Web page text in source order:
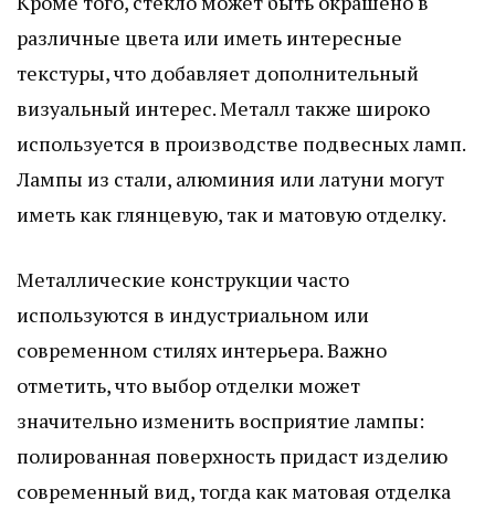
различные цвета или иметь интересные
текстуры, что добавляет дополнительный
визуальный интерес. Металл также широко
используется в производстве подвесных ламп.
Лампы из стали, алюминия или латуни могут
иметь как глянцевую, так и матовую отделку.
Металлические конструкции часто
используются в индустриальном или
современном стилях интерьера. Важно
отметить, что выбор отделки может
значительно изменить восприятие лампы:
полированная поверхность придаст изделию
современный вид, тогда как матовая отделка